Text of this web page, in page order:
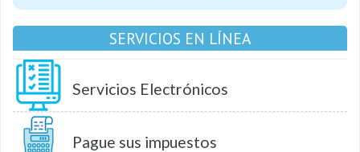
SERVICIOS EN LÍNEA
Servicios Electrónicos
Pague sus impuestos